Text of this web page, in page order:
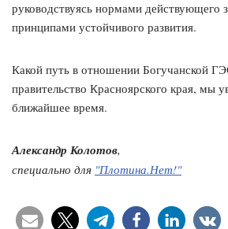
руководствуясь нормами действующего
принципами устойчивого развития.
Какой путь в отношении Богучанской
правительство Красноярского края, мы
ближайшее время.
Александр Колотов,
специально для "Плотина.Нет!"